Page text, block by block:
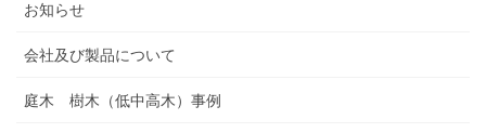
お知らせ
会社及び製品について
庭木 樹木（低中高木）事例